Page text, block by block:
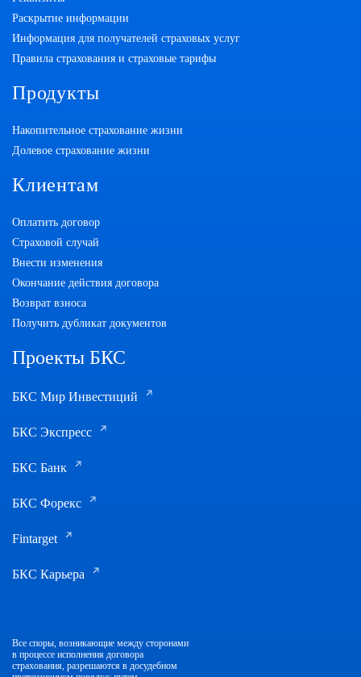
Раскрытие информации
Информация для получателей страховых услуг
Правила страхования и страховые тарифы
Продукты
Накопительное страхование жизни
Долевое страхование жизни
Клиентам
Оплатить договор
Страховой случай
Внести изменения
Окончание действия договора
Возврат взноса
Получить дубликат документов
Проекты БКС
БКС Мир Инвестиций
БКС Экспресс
БКС Банк
БКС Форекс
Fintarget
БКС Карьера
Все споры, возникающие между сторонами
в процессе исполнения договора
страхования, разрешаются в досудебном